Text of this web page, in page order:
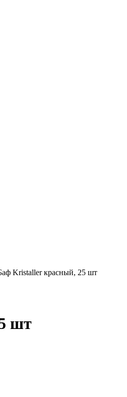
Kristaller красный, 25 шт
шт